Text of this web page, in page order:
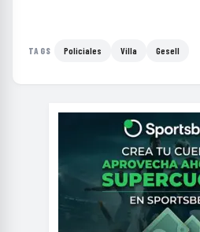
TAGS Policiales Villa Gesell